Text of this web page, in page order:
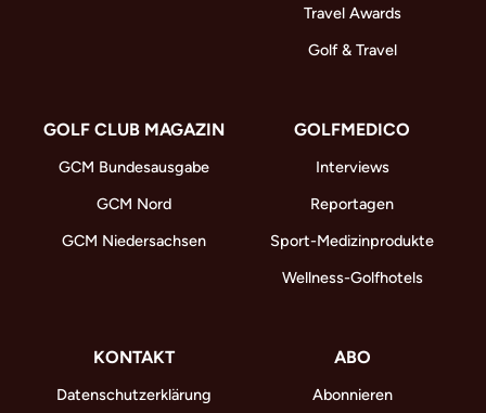
Travel Awards
Golf & Travel
GOLF CLUB MAGAZIN
GCM Bundesausgabe
GCM Nord
GCM Niedersachsen
GOLFMEDICO
Interviews
Reportagen
Sport-Medizinprodukte
Wellness-Golfhotels
KONTAKT
Datenschutzerklärung
ABO
Abonnieren